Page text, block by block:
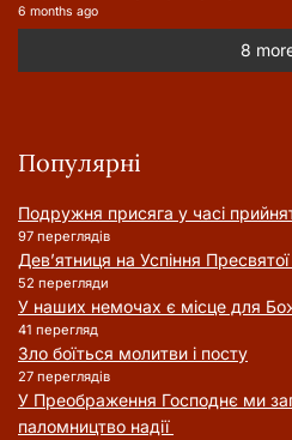
6 months ago
8
Популярні
Подружня присягa у часі
97 переглядів
Дев’ятниця на Успіння
52 перегляди
У наших немочах є місце для
41 перегляд
Зло боїться молитви і посту
27 переглядів
У Преображення Господнє ми
паломництво надії